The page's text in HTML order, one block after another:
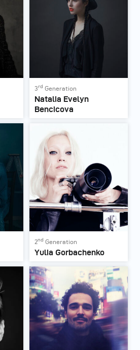
3rd Generation
Natalia Evelyn
Bencicova
2nd Generation
Yulia Gorbachenko